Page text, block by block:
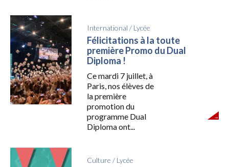
International / Lycée
Félicitations à la toute
première Promo du Dual
Diploma !
Ce mardi 7 juillet, à
Paris, nos élèves de
la première
promotion du
programme Dual
Diploma ont...
Culture / Lycée